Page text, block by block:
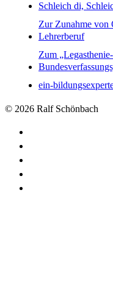
Schleich di,
Zur Zunahme von
Lehrerberuf
Zum
ein-
© 2026 Ralf Schönbach